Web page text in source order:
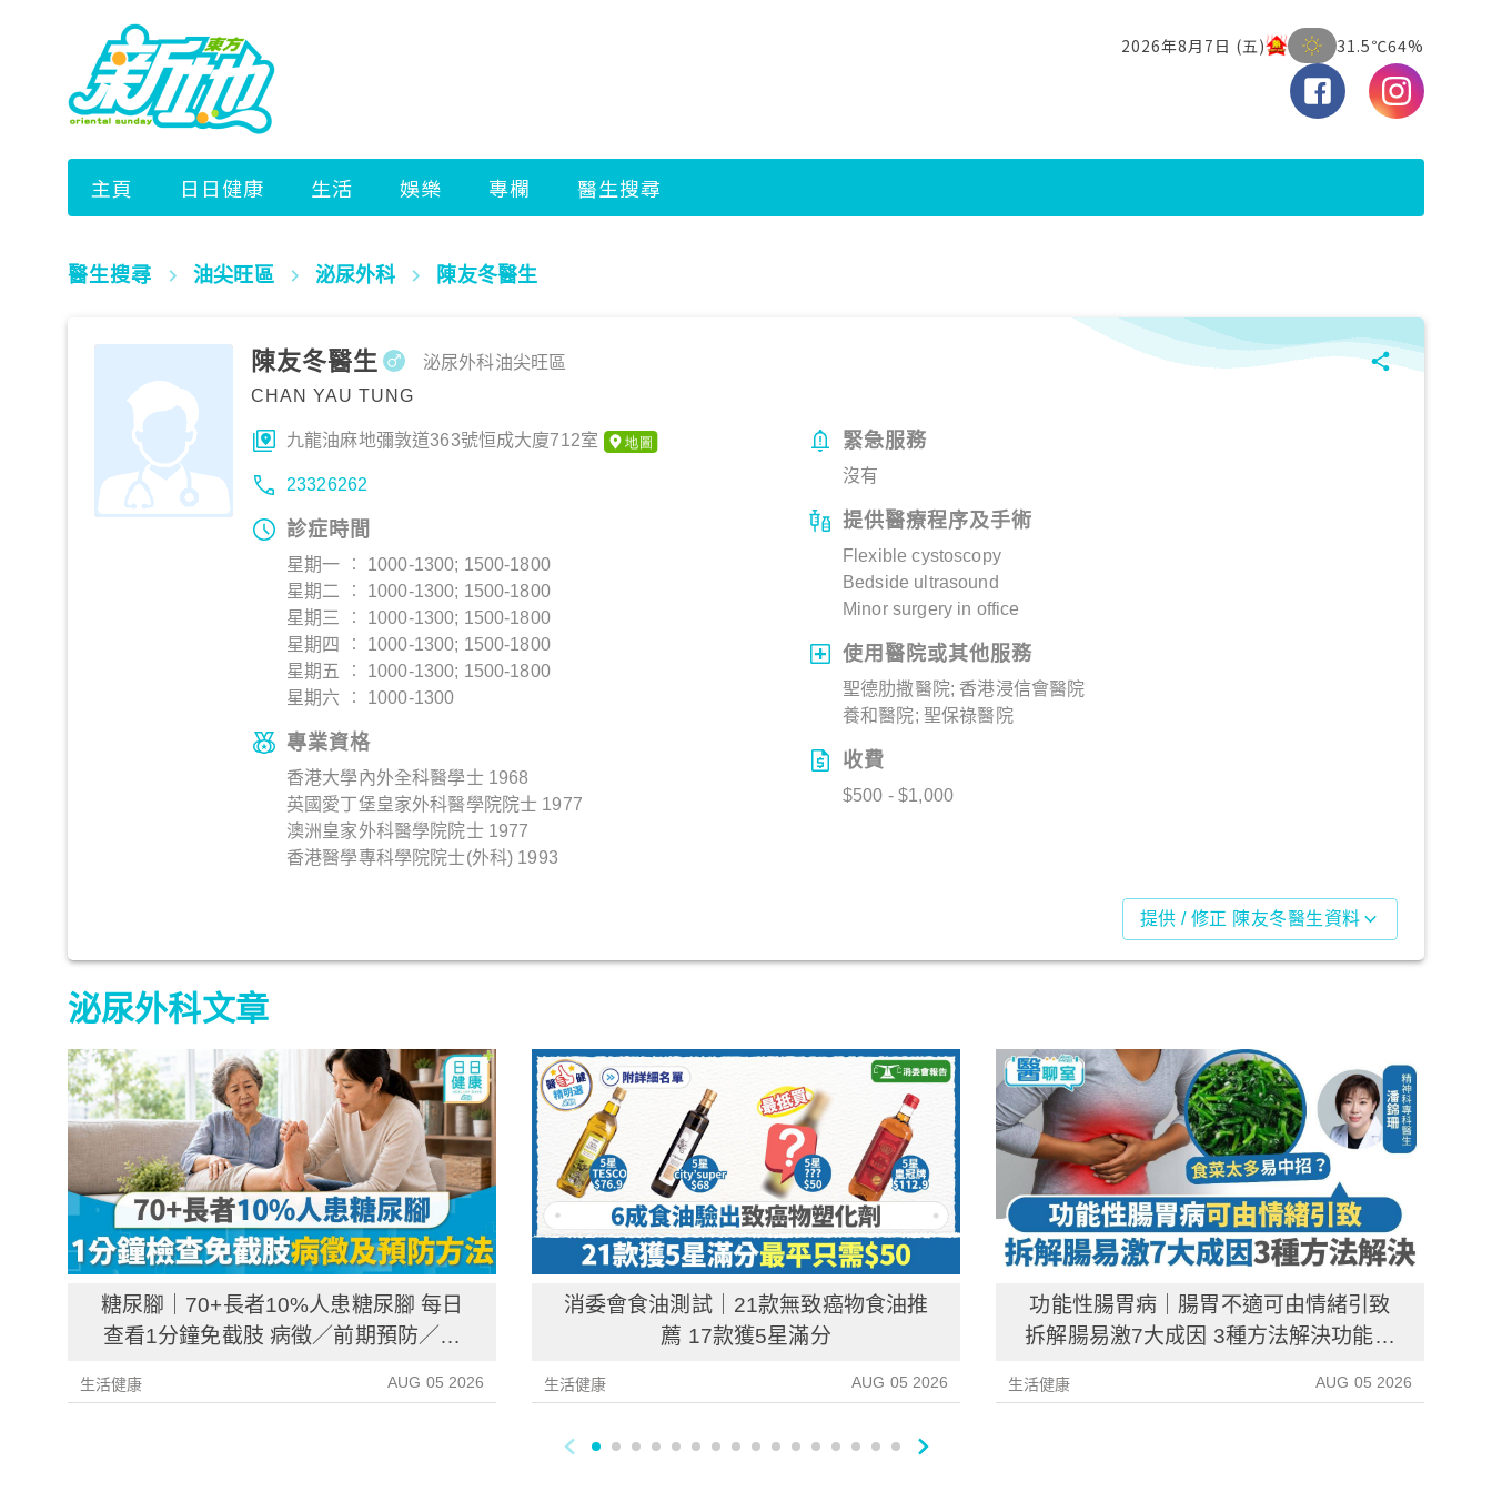
醫生搜尋 油尖旺區 泌尿外科 陳友冬醫生
陳友冬醫生
CHAN YAU TUNG
泌尿外科油尖旺區
九龍油麻地彌敦道363號恒成大廈712室
23326262
診症時間
星期一 ︰ 1000-1300; 1500-1800
星期二 ︰ 1000-1300; 1500-1800
星期三 ︰ 1000-1300; 1500-1800
星期四 ︰ 1000-1300; 1500-1800
星期五 ︰ 1000-1300; 1500-1800
星期六 ︰ 1000-1300
專業資格
香港大學內外全科醫學士 1968
英國愛丁堡皇家外科醫學院院士 1977
澳洲皇家外科醫學院院士 1977
香港醫學專科學院院士(外科) 1993
緊急服務
沒有
提供醫療程序及手術
Flexible cystoscopy
Bedside ultrasound
Minor surgery in office
使用醫院或其他服務
聖德肋撒醫院; 香港浸信會醫院
養和醫院; 聖保祿醫院
收費
$500 - $1,000
提供 / 修正 陳友冬醫生資料
泌尿外科文章
糖尿腳｜70+長者10%人患糖尿腳 每日
查看1分鐘免截肢 病徵／前期預防／病
生活健康 AUG 05 2026
消委會食油測試｜21款無致癌物食油推
薦 17款獲5星滿分
生活健康 AUG 05 2026
功能性腸胃病｜腸胃不適可由情緒引致
拆解腸易激7大成因 3種方法解決功能性
生活健康 AUG 05 2026